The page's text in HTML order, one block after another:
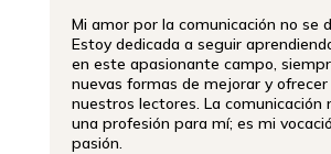
Mi amor por la comunicación no se
Estoy dedicada a seguir
en este apasionante campo,
nuevas formas de mejorar y
nuestros lectores. La comunicación
una profesión para mí; es mi
pasión.